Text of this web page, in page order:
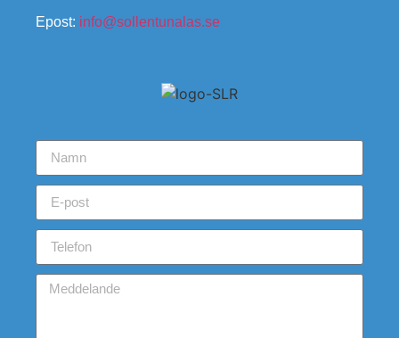
Epost: info@sollentunalas.se